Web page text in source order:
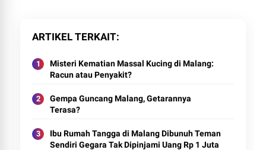
ARTIKEL TERKAIT
Misteri Kematian Massal Kucing di Malang:
Racun atau Penyakit?
Gempa Guncang Malang, Getarannya
Terasa?
Ibu Rumah Tangga di Malang Dibunuh Teman
Sendiri Gegara Tak Dipinjami Uang Rp 1 Juta